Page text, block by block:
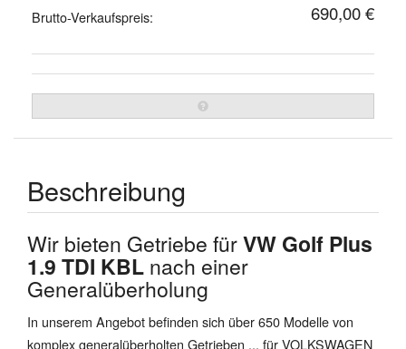
Brutto-Verkaufspreis: 690,00 €
Beschreibung
Wir bieten Getriebe fürVW Golf Plus
1.9 TDI KBL nach einer
Generalüberholung
In unserem Angebot befinden sich über 650 Modelle von
komplex generalüberholten Getrieben ... für VOLKSWAGEN